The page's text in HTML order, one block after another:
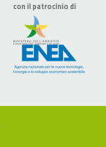
con il patrocinio di